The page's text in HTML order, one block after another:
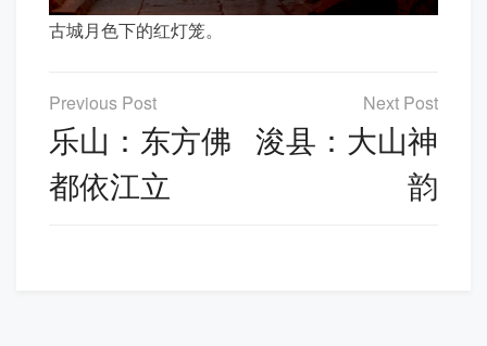
古城月色下的红灯笼。
文
章
导
航
乐山：东方佛
都依江立
浚县：大山神
韵